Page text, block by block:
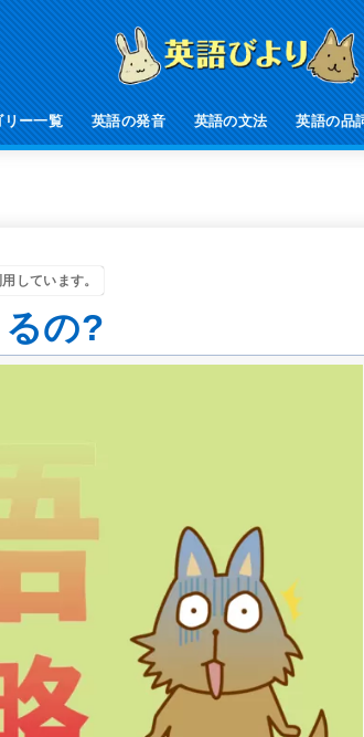
リー一覧 英語の発音 英語の文法 英語の品
しています。
の?